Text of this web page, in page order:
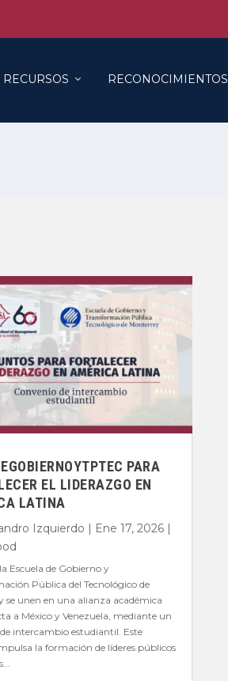
RECURSOS RECONOCIMIENTOS
PARA
EL LIDERAZGO EN
LATINA
Izquierdo | Ene 17, 2026|
Escuela de Gobierno y
Pública del Tecnológico de
se unen en una alianza académica
a México y Venezuela, mediante un
intercambio estudiantil. Este
la formación de líderes públicos